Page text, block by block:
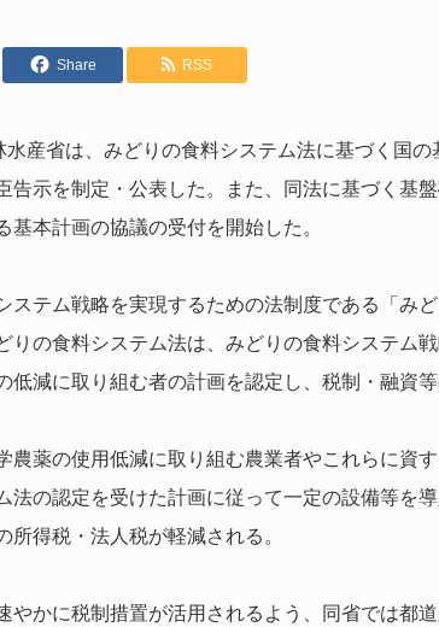
Share RSS
水産省は、みどりの食料システム法に基づく国
告示を制定・公表した。また、同法に基づく基
基本計画の協議の受付を開始した。
ステム戦略を実現するための法制度である「み
りの食料システム法は、みどりの食料システム
低減に取り組む者の計画を認定し、税制・融資
農薬の使用低減に取り組む農業者やこれらに資
法の認定を受けた計画に従って一定の設備等を
所得税・法人税が軽減される。
やかに税制措置が活用されるよう、同省では都